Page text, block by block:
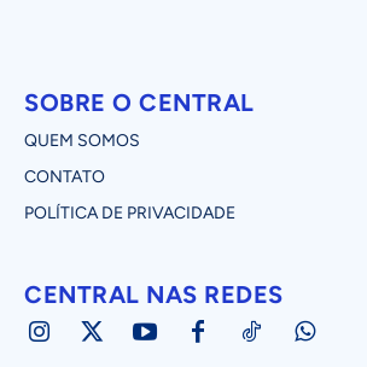
SOBRE O CENTRAL
QUEM SOMOS
CONTATO
POLÍTICA DE PRIVACIDADE
CENTRAL NAS REDES